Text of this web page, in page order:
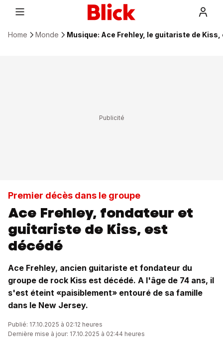
Home Monde Musique: Ace Frehley, le guitariste de
Premier décès dans le groupe
Ace Frehley, fondateur et
guitariste de Kiss, est
décédé
Ace Frehley, ancien guitariste et fondateur du
groupe de rock Kiss est décédé. A l'âge de 74 ans, il
s'est éteint «paisiblement» entouré de sa famille
dans le New Jersey.
Publié: 17.10.2025 à 02:12 heures
Dernière mise à jour: 17.10.2025 à 02:44 heures